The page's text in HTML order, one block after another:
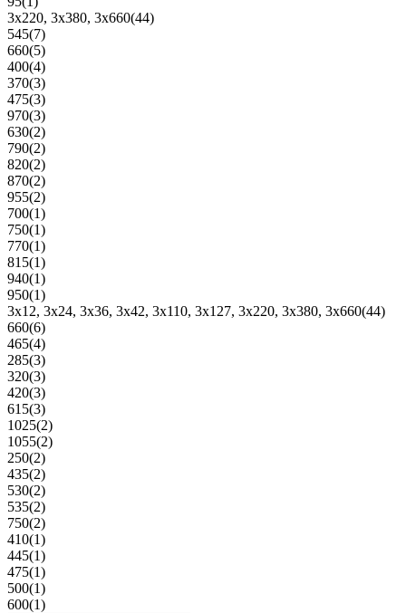
3x220, 3х380, 3x660(44)
545(7)
660(5)
400(4)
370(3)
475(3)
970(3)
630(2)
790(2)
820(2)
870(2)
955(2)
700(1)
750(1)
770(1)
815(1)
940(1)
950(1)
3x12, 3x24, 3x36, 3x42, 3x110, 3x127, 3x220, 3x380, 3x660(44)
660(6)
465(4)
285(3)
320(3)
420(3)
615(3)
1025(2)
1055(2)
250(2)
435(2)
530(2)
535(2)
750(2)
410(1)
445(1)
475(1)
500(1)
600(1)